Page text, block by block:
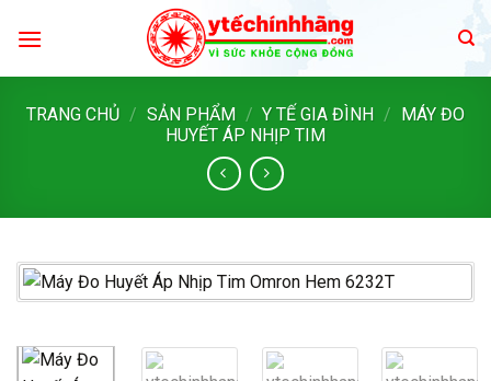
TRANG CHỦ / SẢN PHẨM / Y TẾ GIA ĐÌNH / MÁY ĐO
HUYẾT ÁP NHỊP TIM